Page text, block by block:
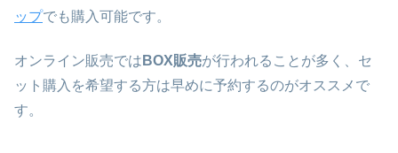
ップでも購入可能です。
オンライン販売では BOX販売が行われることが多く、セ
ット購入を希望する方は早めに予約するのがオススメで
す。